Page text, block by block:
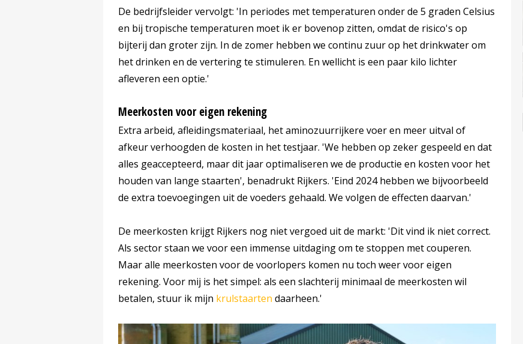
De bedrijfsleider vervolgt: 'In periodes met temperaturen onder de 5 graden Celsius
en bij tropische temperaturen moet ik er bovenop zitten, omdat de risico's op
bijterij dan groter zijn. In de zomer hebben we continu zuur op het drinkwater om
het drinken en de vertering te stimuleren. En wellicht is een paar kilo lichter
afleveren een optie.'
Meerkosten voor eigen rekening
Extra arbeid, afleidingsmateriaal, het aminozuurrijkere voer en meer uitval of
afkeur verhoogden de kosten in het testjaar. 'We hebben op zeker gespeeld en dat
alles geaccepteerd, maar dit jaar optimaliseren we de productie en kosten voor het
houden van lange staarten', benadrukt Rijkers. 'Eind 2024 hebben we bijvoorbeeld
de extra toevoegingen uit de voeders gehaald. We volgen de effecten daarvan.'
De meerkosten krijgt Rijkers nog niet vergoed uit de markt: 'Dit vind ik niet correct.
Als sector staan we voor een immense uitdaging om te stoppen met couperen.
Maar alle meerkosten voor de voorlopers komen nu toch weer voor eigen
rekening. Voor mij is het simpel: als een slachterij minimaal de meerkosten wil
betalen, stuur ik mijn krulstaarten daarheen.'